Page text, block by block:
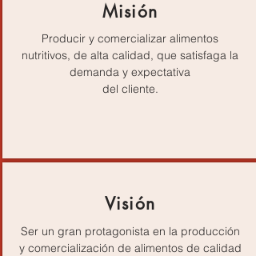
Misión
Producir y comercializar alimentos
nutritivos, de alta calidad, que satisfaga la
demanda y expectativa
del cliente.
Visión
Ser un gran protagonista en la producción
y comercialización de alimentos de calidad